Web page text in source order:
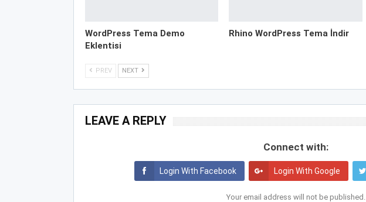
WordPress Tema Demo
Eklentisi
Rhino WordPress Tema İndir
PREV NEXT
LEAVE A REPLY
Connect with:
Login With Facebook Login With Google
Your email address will not be published.